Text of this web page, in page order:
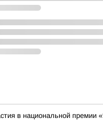
в национальной премии